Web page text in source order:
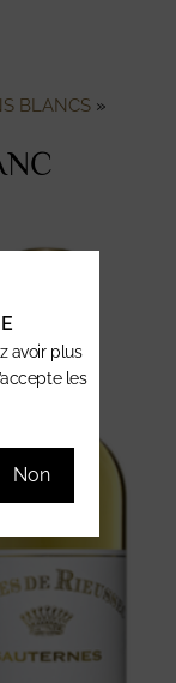
BLANCS»
avoir plus
les
Non